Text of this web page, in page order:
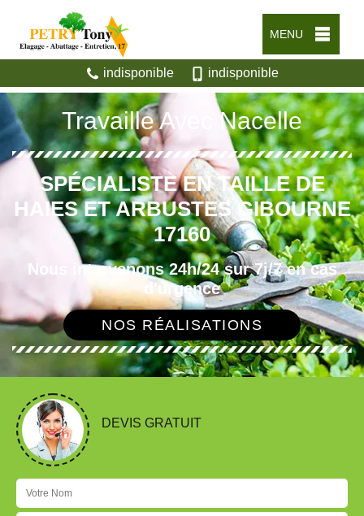
MENU
indisponible indisponible
Travaille Avec Nacelle
SPÉCIALISTE EN TAILLE DE
HAIES ET ARBUSTES GIBOURNE
17160
Nous intervenons 24h/24 sur 7j/7 en cas
d'urgence
NOS RÉALISATIONS
DEVIS GRATUIT